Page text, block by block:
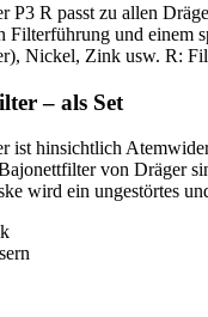
P3 R passt zu allen
Filterführung und einem
Nickel, Zink usw. R:
– als Set
ist hinsichtlich
von Dräger
wird ein ungestörtes